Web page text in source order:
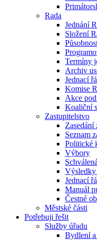
Rada
Jednání
Složení
Termíny
Archiv
Jednací
Komise
Akce
Koaliční
Zastupitelstvo
Zasedání
Seznam
Politické
Výbory
Výsledky
Jednací
Manuál
Čestné
Městské části
Potřebuji řešit
Služby úřadu
Bydlení